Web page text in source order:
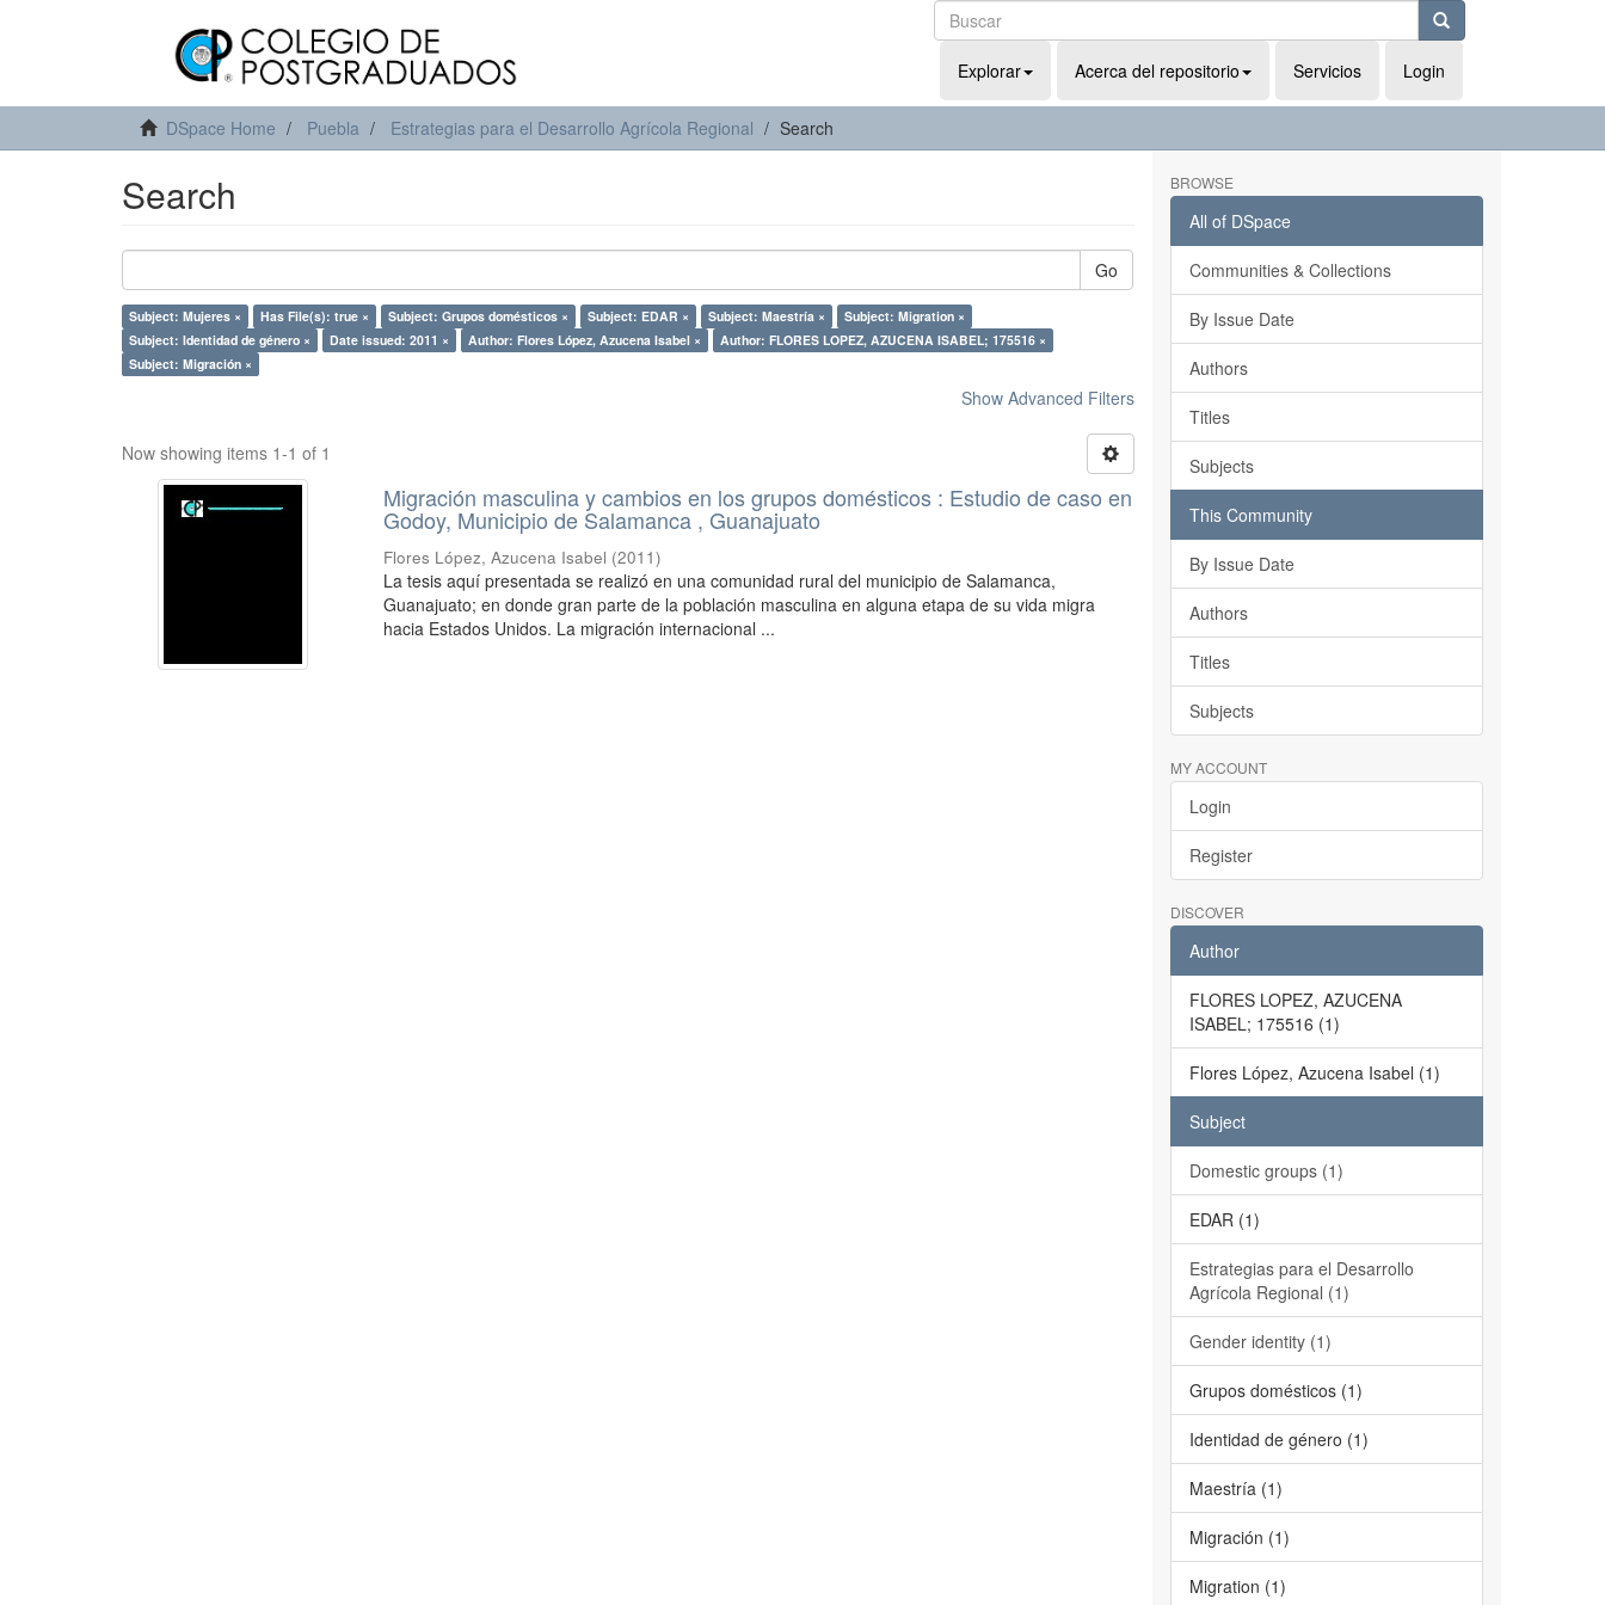
Explorar Acerca del repositorio Servicios Login
DSpace Home Puebla Estrategias para el Desarrollo Agrícola Regional Search
Search
Go
Subject: Mujeres × Has File(s): true × Subject: Grupos domésticos × Subject: EDAR × Subject: Maestría ×
Subject: Migration ×
Subject: Identidad de género ×
Date issued: 2011 × Author: Flores López, Azucena Isabel ×
Author: FLORES LOPEZ, AZUCENA ISABEL; 175516 ×
Subject: Migración ×
Show Advanced Filters
Now showing items 1-1 of 1
Migración masculina y cambios en los grupos domésticos : Estudio de caso en
Godoy, Municipio de Salamanca , Guanajuato
Flores López, Azucena Isabel (2011)
La tesis aquí presentada se realizó en una comunidad rural del municipio de Salamanca,
Guanajuato; en donde gran parte de la población masculina en alguna etapa de su vida migra
hacia Estados Unidos. La migración internacional ...
BROWSE
All of DSpace
Communities & Collections
By Issue Date
Authors
Titles
Subjects
This Community
By Issue Date
Authors
Titles
Subjects
MY ACCOUNT
Login
Register
DISCOVER
Author
FLORES LOPEZ, AZUCENA
ISABEL; 175516 (1)
Flores López, Azucena Isabel (1)
Subject
Domestic groups (1)
EDAR (1)
Estrategias para el Desarrollo
Agrícola Regional (1)
Gender identity (1)
Grupos domésticos (1)
Identidad de género (1)
Maestría (1)
Migración (1)
Migration (1)